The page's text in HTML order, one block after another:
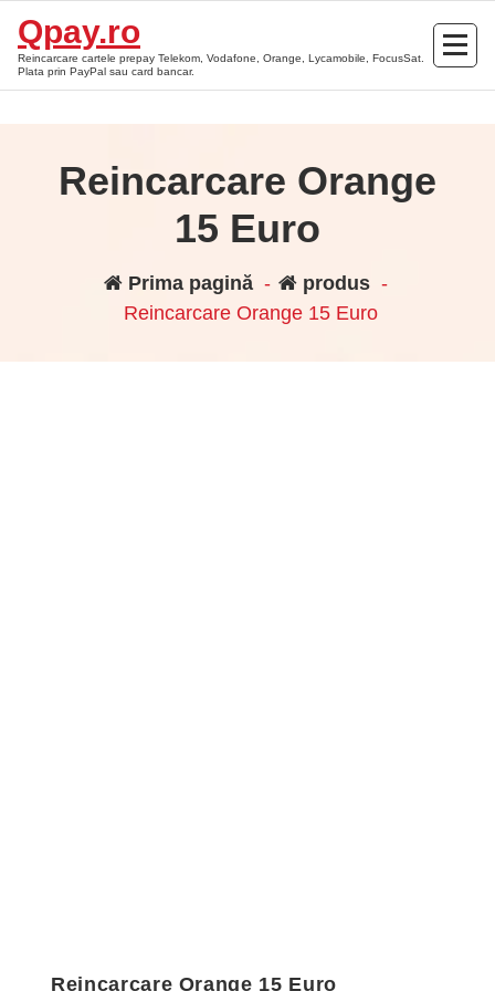
conținut
Qpay.ro
Reincarcare cartele prepay Telekom, Vodafone, Orange, Lycamobile, FocusSat.
Plata prin PayPal sau card bancar.
Reincarcare Orange
15 Euro
Prima pagină - produs -
Reincarcare Orange 15 Euro
Reincarcare Orange 15 Euro